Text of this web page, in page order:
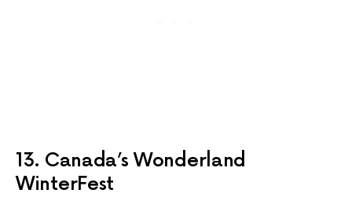
13. Canada’s Wonderland
WinterFest